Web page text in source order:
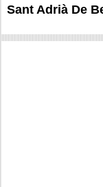
Sant Adrià De